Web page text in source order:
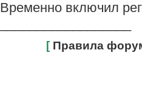
Временно включил
[ Правила